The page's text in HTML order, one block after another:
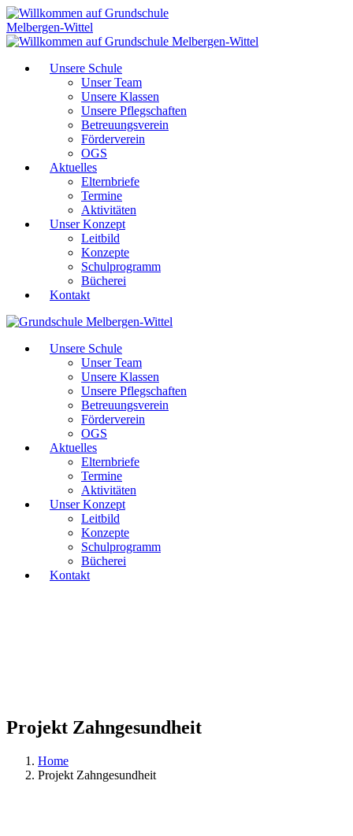
Unsere Schule
Unser Team
Unsere Klassen
Unsere Pflegschaften
Betreuungsverein
Förderverein
OGS
Aktuelles
Elternbriefe
Termine
Aktivitäten
Unser Konzept
Leitbild
Konzepte
Schulprogramm
Bücherei
Kontakt
Unsere Schule
Unser Team
Unsere Klassen
Unsere Pflegschaften
Betreuungsverein
Förderverein
OGS
Aktuelles
Elternbriefe
Termine
Aktivitäten
Unser Konzept
Leitbild
Konzepte
Schulprogramm
Bücherei
Kontakt
Projekt Zahngesundheit
Home
Projekt Zahngesundheit